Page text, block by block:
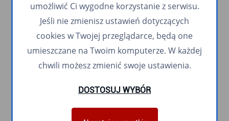
umożliwić Ci wygodne korzystanie z serwisu.
Jeśli nie zmienisz ustawień dotyczących
cookies w Twojej przeglądarce, będą one
umieszczane na Twoim komputerze. W każdej
chwili możesz zmienić swoje ustawienia.
DOSTOSUJ WYBÓR